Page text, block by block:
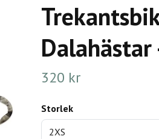
Dalahästar
320 kr
Storlek
2XS